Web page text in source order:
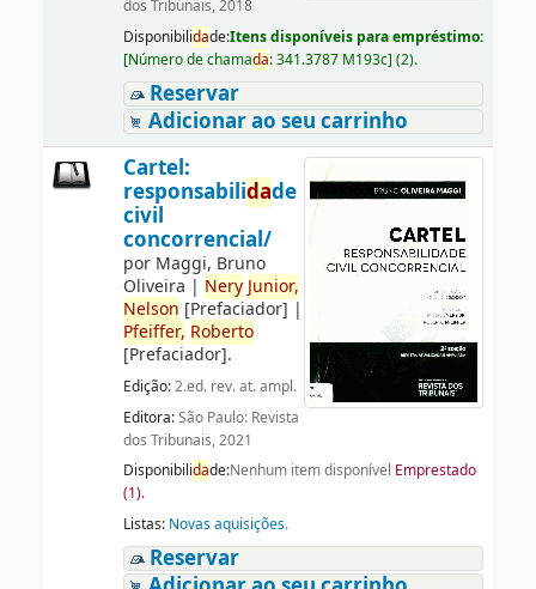
dos Tribunais, 2018
Disponibilidade:Itens disponíveis para empréstimo:
[Número de chamada:341.3787 M193c] (2).
Reservar
Adicionar ao seu carrinho
Cartel:
responsabilidade
civil
concorrencial/
por Maggi, Bruno
Oliveira | Nery Junior,
Nelson [Prefaciador] |
Pfeiffer, Roberto
[Prefaciador].
Edição:2.ed. rev. at. ampl.
Editora:São Paulo: Revista
dos Tribunais, 2021
Disponibilidade:Nenhum item disponível Emprestado
(1).
Listas: Novas aquisições.
Reservar